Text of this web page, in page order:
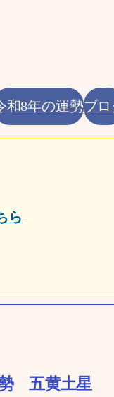
和8年の運勢ブ
ら
五黄土星